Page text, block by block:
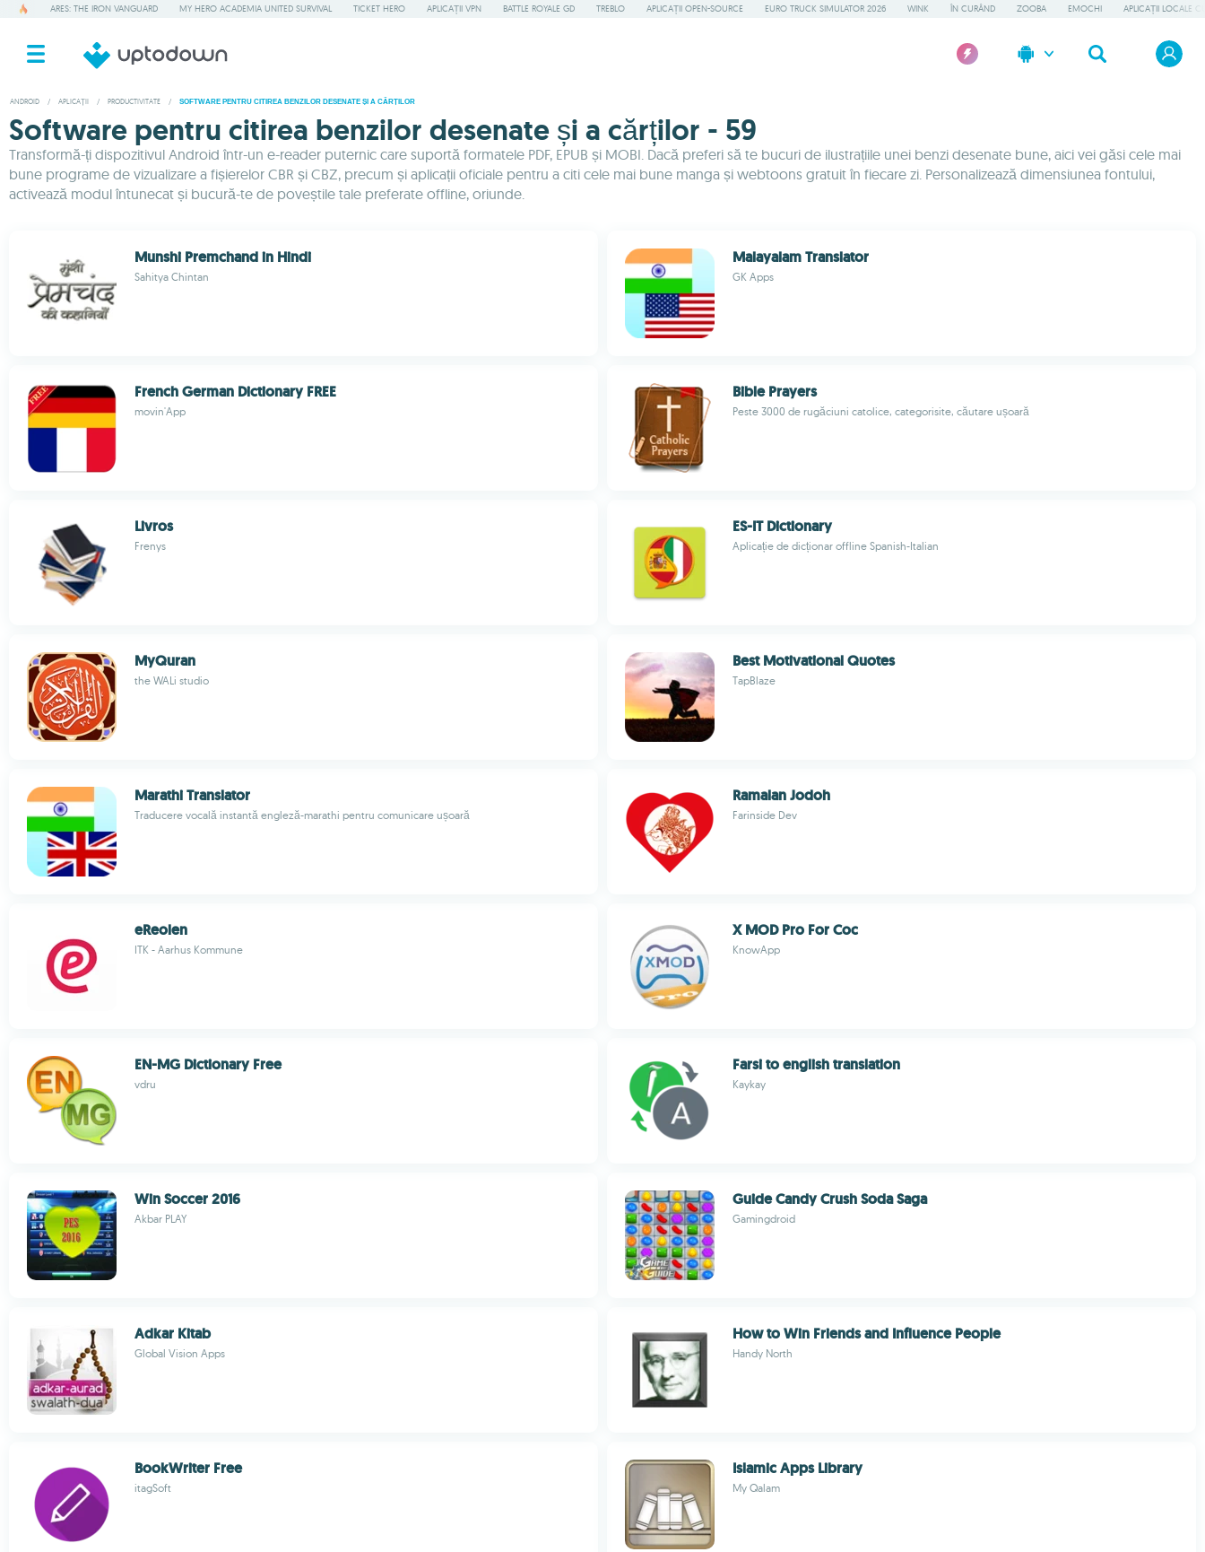
ARES: THE IRON VANGUARD MY HERO ACADEMIA UNITED SURVIVAL TICKET HERO APLICAȚII VPN BATTLE ROYALE GD TREBLO APLICAȚII OPEN-SOURCE EURO TRUCK SIMULATOR 2026 WINK ÎN CURÂND ZOOBA EMOCHI APLICAȚII LOCALE
ANDROID / APLICAȚII / PRODUCTIVITATE / SOFTWARE PENTRU CITIREA BENZILOR DESENATE ȘI A CĂRȚILOR
Software pentru citirea benzilor desenate și a cărților - 59
Transformă-ți dispozitivul Android într-un e-reader puternic care suportă formatele PDF, EPUB și MOBI. Dacă preferi să te bucuri de ilustrațiile unei benzi desenate bune, aici vei găsi cele mai
bune programe de vizualizare a fișierelor CBR și CBZ, precum și aplicații oficiale pentru a citi cele mai bune manga și webtoons gratuit în fiecare zi. Personalizează dimensiunea fontului,
activează modul întunecat și bucură-te de poveștile tale preferate offline, oriunde.
Munshi Premchand in Hindi
Sahitya Chintan
Malayalam Translator
GK Apps
French German Dictionary FREE
movin'App
Bible Prayers
Peste 3000 de rugăciuni catolice, categorisite, căutare ușoară
Livros
Frenys
ES-IT Dictionary
Aplicație de dicționar offline Spanish-Italian
MyQuran
the WALi studio
Best Motivational Quotes
TapBlaze
Marathi Translator
Traducere vocală instantă engleză-marathi pentru comunicare ușoară
Ramalan Jodoh
Farinside Dev
eReolen
ITK - Aarhus Kommune
X MOD Pro For Coc
KnowApp
EN-MG Dictionary Free
vdru
Farsi to english translation
Kaykay
Win Soccer 2016
Akbar PLAY
Guide Candy Crush Soda Saga
Gamingdroid
Adkar Kitab
Global Vision Apps
How to Win Friends and Influence People
Handy North
BookWriter Free
itagSoft
Islamic Apps Library
My Qalam